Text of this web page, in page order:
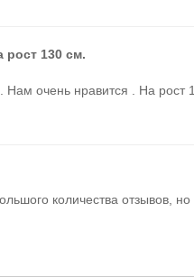
рост 130 см.
Нам очень нравится . На
количества отзывов,